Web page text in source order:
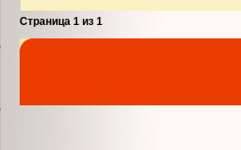
Страница 1 из 1